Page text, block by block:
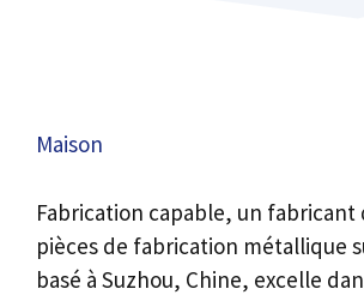
Maison
Fabrication capable, un fabricant
pièces de fabrication métallique
basé à Suzhou, Chine, excelle